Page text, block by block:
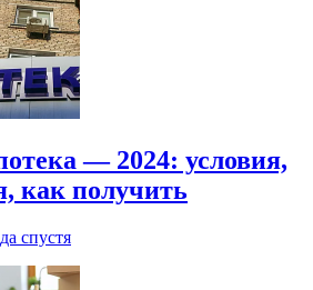
— 2024: условия,
как получить
спустя